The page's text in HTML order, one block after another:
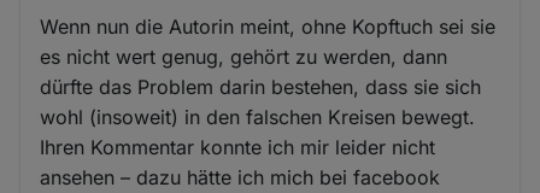
Wenn nun die Autorin meint, ohne Kopftuch sei sie
es nicht wert genug, gehört zu werden, dann
dürfte das Problem darin bestehen, dass sie sich
wohl (insoweit) in den falschen Kreisen bewegt.
Ihren Kommentar konnte ich mir leider nicht
ansehen – dazu hätte ich mich bei facebook